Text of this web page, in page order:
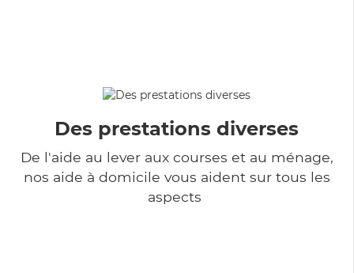
Des prestations diverses
De l'aide au lever aux courses et au ménage,
nos aide à domicile vous aident sur tous les
aspects